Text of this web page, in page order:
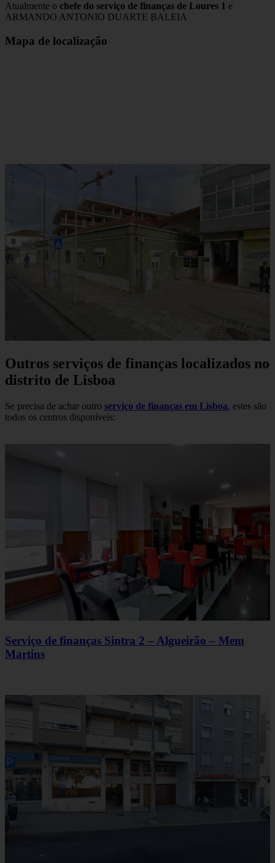
Atualmente o chefe do serviço de finanças de Loures 1 e
ARMANDO ANTONIO DUARTE BALEIA
Mapa de localização
Outros serviços de finanças localizados no
distrito de Lisboa
Se precisa de achar outro serviço de finanças em Lisboa, estes são
todos os centros disponíveis:
Serviço de finanças Sintra 2 – Algueirão – Mem
Martins